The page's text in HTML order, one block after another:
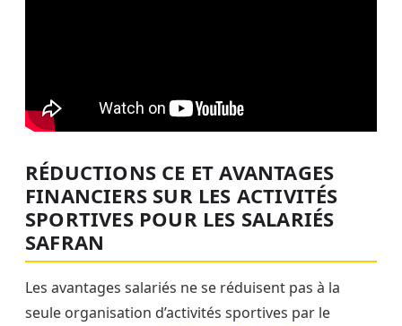
RÉDUCTIONS CE ET AVANTAGES
FINANCIERS SUR LES ACTIVITÉS
SPORTIVES POUR LES SALARIÉS
SAFRAN
Les avantages salariés ne se réduisent pas à la
seule organisation d’activités sportives par le